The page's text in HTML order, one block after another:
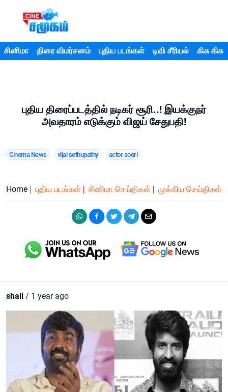
சினிமா திரை விமர்சனம் புதிய படங்கள் டிவி சீரியல் கிசு கிசு
புதிய திரைப்படத்தில் நடிகர் சூரி..! இயக்குநர்
அவதாரம் எடுக்கும் விஜய் சேதுபதி!
Cinema News vijai sethupathy actor soori
Home புதிய படங்கள் சினிமா செய்திகள் முக்கிய செய்திகள்
shali / 1 year ago